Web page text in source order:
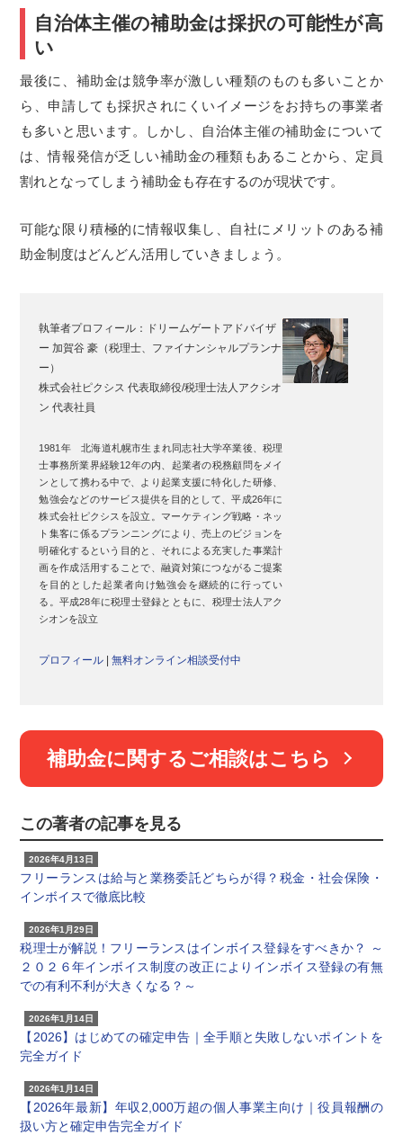
自治体主催の補助金は採択の可能性が高
い
最後に、補助金は競争率が激しい種類のものも多いことか
ら、申請しても採択されにくいイメージをお持ちの事業者
も多いと思います。しかし、自治体主催の補助金について
は、情報発信が乏しい補助金の種類もあることから、定員
割れとなってしまう補助金も存在するのが現状です。
可能な限り積極的に情報収集し、自社にメリットのある補
助金制度はどんどん活用していきましょう。
執筆者プロフィール：
ドリームゲートアドバイザ
ー 加賀谷 豪（税理士、ファイナンシャルプランナ
ー）
株式会社ピクシス 代表取締役/税理士法人アクシオ
ン 代表社員
1981年 北海道札幌市生まれ同志社大学卒業後、税理
士事務所業界経験12年の内、起業者の税務顧問をメイ
ンとして携わる中で、より起業支援に特化した研修、
勉強会などのサービス提供を目的として、平成26年に
株式会社ピクシスを設立。マーケティング戦略・ネッ
ト集客に係るプランニングにより、売上のビジョンを
明確化するという目的と、それによる充実した事業計
画を作成活用することで、融資対策につながるご提案
を目的とした起業者向け勉強会を継続的に行ってい
る。平成28年に税理士登録とともに、税理士法人アク
シオンを設立
プロフィール |無料オンライン相談受付中
補助金に関するご相談はこちら
この著者の記事を見る
2026年4月13日
フリーランスは給与と業務委託どちらが得？税金・社会保険・
インボイスで徹底比較
2026年1月29日
税理士が解説！フリーランスはインボイス登録をすべきか？ ～
２０２６年インボイス制度の改正によりインボイス登録の有無
での有利不利が大きくなる？～
2026年1月14日
【2026】はじめての確定申告｜全手順と失敗しないポイントを
完全ガイド
2026年1月14日
【2026年最新】年収2,000万超の個人事業主向け｜役員報酬の
扱い方と確定申告完全ガイド